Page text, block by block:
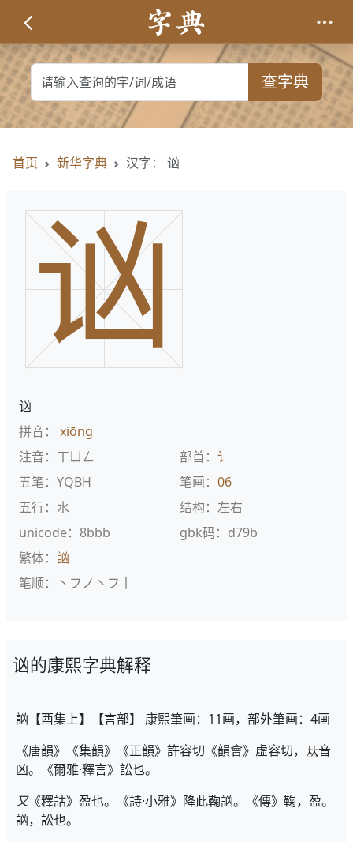
查字典
首页 新华字典 汉字： 讻
讻
讻
拼音： xiōng
注音：ㄒㄩㄥ
部首： 讠
五笔：YQBH
笔画： 06
五行：水
结构：左右
unicode：8bbb
gbk码：d79b
繁体： 訩
笔顺：丶フノ丶フ丨
讻的康熙字典解释
訩【酉集上】【言部】 康熙筆画：11画，部外筆画：4画
《唐韻》《集韻》《正韻》許容切《韻會》虛容切，
音
凶。《爾雅·釋言》訟也。
又《釋詁》盈也。《詩·小雅》降此鞠訩。《傳》鞠，盈。
訩，訟也。